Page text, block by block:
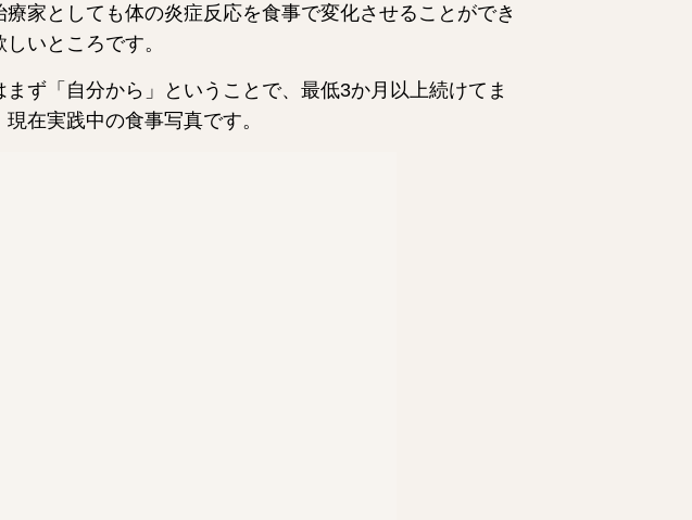
家としても体の炎症反応を食事で変化させることができ
いところです。
ず「自分から」ということで、最低3か月以上続けてま
在実践中の食事写真です。